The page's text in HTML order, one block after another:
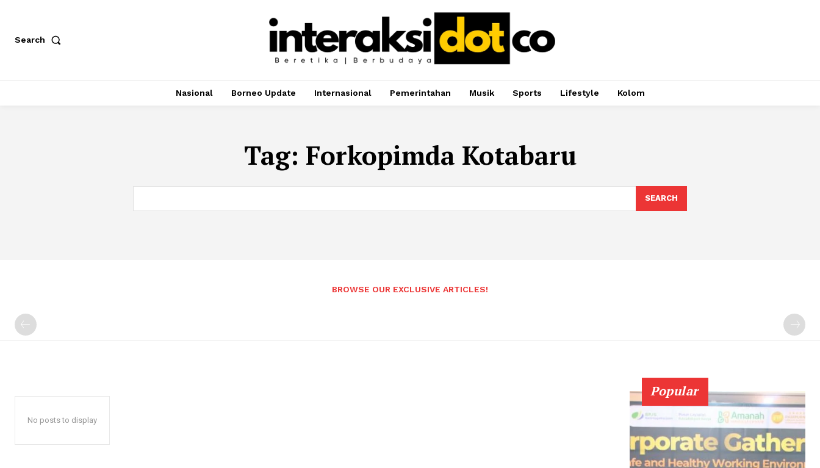
Search
Nasional Borneo Update Internasional Pemerintahan Musik Sports Lifestyle Kolom
Tag: Forkopimda Kotabaru
SEARCH
BROWSE OUR EXCLUSIVE ARTICLES!
No posts to display
Popular